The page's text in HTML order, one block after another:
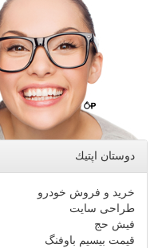
دوستان اپتیك
خرید و فروش خودرو
طراحی سایت
فیش حج
قیمت بیسیم باوفنگ